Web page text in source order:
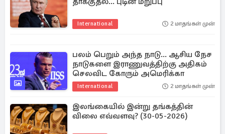
International 2 மாதங்கள் முன்
பலம் பெறும் அந்த நாடு... ஆசிய நேச
நாடுகளை இராணுவத்திற்கு அதிகம்
செலவிட கோரும் அமெரிக்கா
International 2 மாதங்கள் முன்
இலங்கையில் இன்று தங்கத்தின்
விலை எவ்வளவு? (30-05-2026)